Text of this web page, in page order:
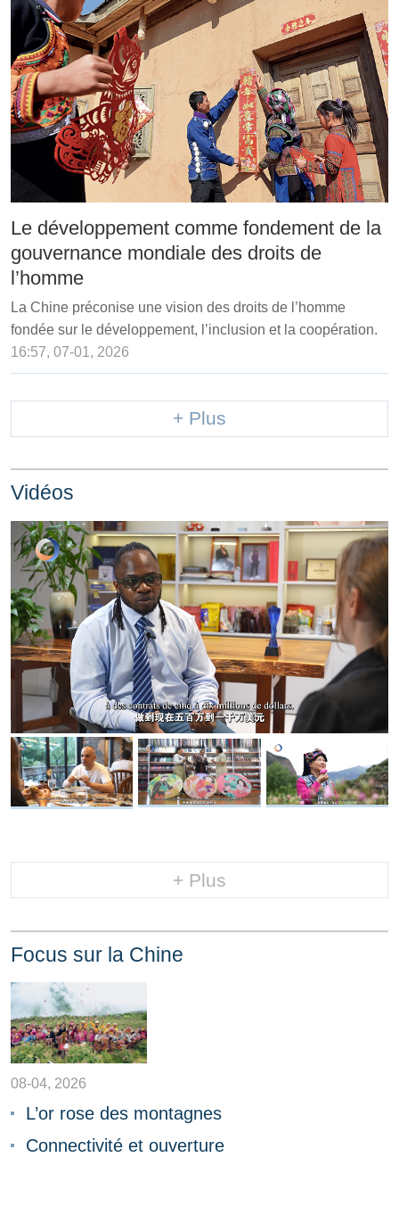
Le développement comme fondement de la
gouvernance mondiale des droits de
l’homme
La Chine préconise une vision des droits de l’homme
fondée sur le développement, l’inclusion et la coopération.
16:57, 07-01, 2026
+ Plus
Vidéos
+ Plus
Focus sur la Chine
08-04, 2026
L’or rose des montagnes
Connectivité et ouverture